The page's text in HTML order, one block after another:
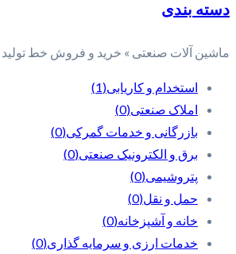
دسته بندی
ماشین آلات صنعتی » خرید و فروش خط تولید
استخدام و کاریابی(1)
املاک صنعتی(0)
بازرگانی و خدمات گمرکی(0)
برق و الکترونیک صنعتی(0)
پتروشیمی(0)
حمل و نقل(0)
خانه و آشپزخانه(0)
خدمات ارزی و سرمایه گذاری(0)